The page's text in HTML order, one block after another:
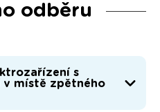
odběru
s
v místě zpětného